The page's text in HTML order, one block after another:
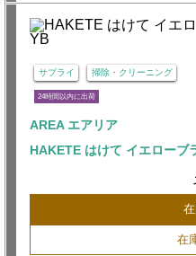
サプライ 掃除・クリーニング
24時間以内に出荷
AREA エアリア
HAKETE はけて イエロー
在